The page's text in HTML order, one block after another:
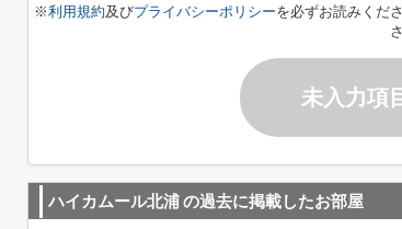
※利用規約及びプライバシーポリシーを必ずお読みくだ
未入力項
ハイカムール北浦の過去に掲載したお部屋